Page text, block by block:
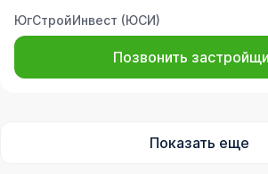
ЮгСтройИнвест (ЮСИ)
Позвонить
Показать еще